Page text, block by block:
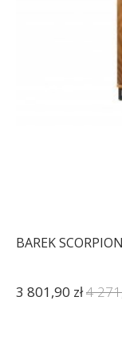
BAREK
3 801,90 zł4